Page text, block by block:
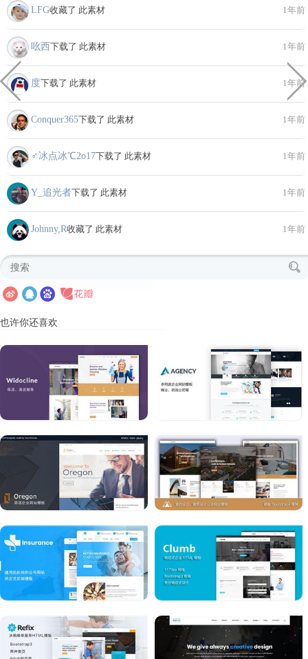
LFG收藏了 此素材 1年前
吆西下载了 此素材 1年前
度下载了 此素材 1年前
Conquer365下载了 此素材 1年前
♂冰点冰℃2o17下载了 此素材 1年前
Y_追光者下载了 此素材 1年前
Johnny,R收藏了 此素材 1年前
也许你还喜欢